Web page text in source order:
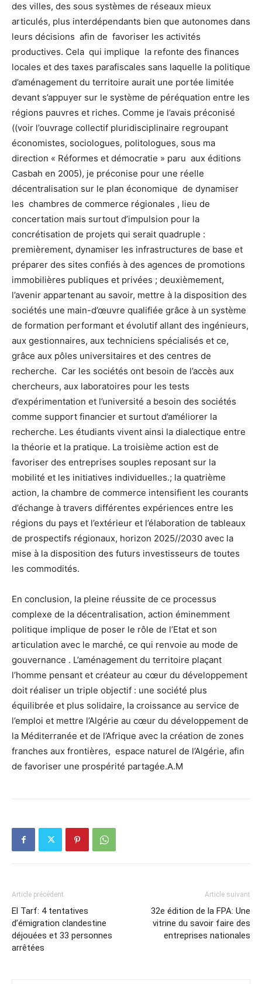
des villes, des sous systèmes de réseaux mieux
articulés, plus interdépendants bien que autonomes dans
leurs décisions afin de favoriser les activités
productives. Cela qui implique la refonte des finances
locales et des taxes parafiscales sans laquelle la politique
d’aménagement du territoire aurait une portée limitée
devant s’appuyer sur le système de péréquation entre les
régions pauvres et riches. Comme je l’avais préconisé
((voir l’ouvrage collectif pluridisciplinaire regroupant
économistes, sociologues, politologues, sous ma
direction « Réformes et démocratie » paru aux éditions
Casbah en 2005), je préconise pour une réelle
décentralisation sur le plan économique de dynamiser
les chambres de commerce régionales , lieu de
concertation mais surtout d’impulsion pour la
concrétisation de projets qui serait quadruple :
premièrement, dynamiser les infrastructures de base et
préparer des sites confiés à des agences de promotions
immobilières publiques et privées ; deuxièmement,
l’avenir appartenant au savoir, mettre à la disposition des
sociétés une main-d’œuvre qualifiée grâce à un système
de formation performant et évolutif allant des ingénieurs,
aux gestionnaires, aux techniciens spécialisés et ce,
grâce aux pôles universitaires et des centres de
recherche. Car les sociétés ont besoin de l’accès aux
chercheurs, aux laboratoires pour les tests
d’expérimentation et l’université a besoin des sociétés
comme support financier et surtout d’améliorer la
recherche. Les étudiants vivent ainsi la dialectique entre
la théorie et la pratique. La troisième action est de
favoriser des entreprises souples reposant sur la
mobilité et les initiatives individuelles.; la quatrième
action, la chambre de commerce intensifient les courants
d’échange à travers différentes expériences entre les
régions du pays et l’extérieur et l’élaboration de tableaux
de prospectifs régionaux, horizon 2025//2030 avec la
mise à la disposition des futurs investisseurs de toutes
les commodités.
En conclusion, la pleine réussite de ce processus
complexe de la décentralisation, action éminemment
politique implique de poser le rôle de l’Etat et son
articulation avec le marché, ce qui renvoie au mode de
gouvernance . L’aménagement du territoire plaçant
l’homme pensant et créateur au cœur du développement
doit réaliser un triple objectif : une société plus
équilibrée et plus solidaire, la croissance au service de
l’emploi et mettre l’Algérie au cœur du développement de
la Méditerranée et de l’Afrique avec la création de zones
franches aux frontières, espace naturel de l’Algérie, afin
de favoriser une prospérité partagée.A.M
Article précédent
El Tarf: 4 tentatives
d’émigration clandestine
déjouées et 33 personnes
arrêtées
Article suivant
32e édition de la FPA: Une
vitrine du savoir faire des
entreprises nationales